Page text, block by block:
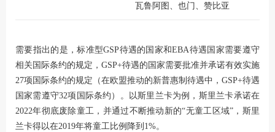
瓦鲁阿图、也门、赞比亚
需要指出的是，标准型GSP待遇的国家和EBA待遇国家需要遵守
相关国际条约的规定，GSP+待遇的国家需要批准并承诺有效实施
27项国际条约的规定（在欧盟推动的新普惠制待遇中，GSP+待遇
国家需遵守32项国际条约）。以斯里兰卡为例，斯里兰卡承诺在
2022年彻底废除童工，并通过不断推动新的“无童工区域”，斯里
兰卡得以在2019年将童工比例降到1%。